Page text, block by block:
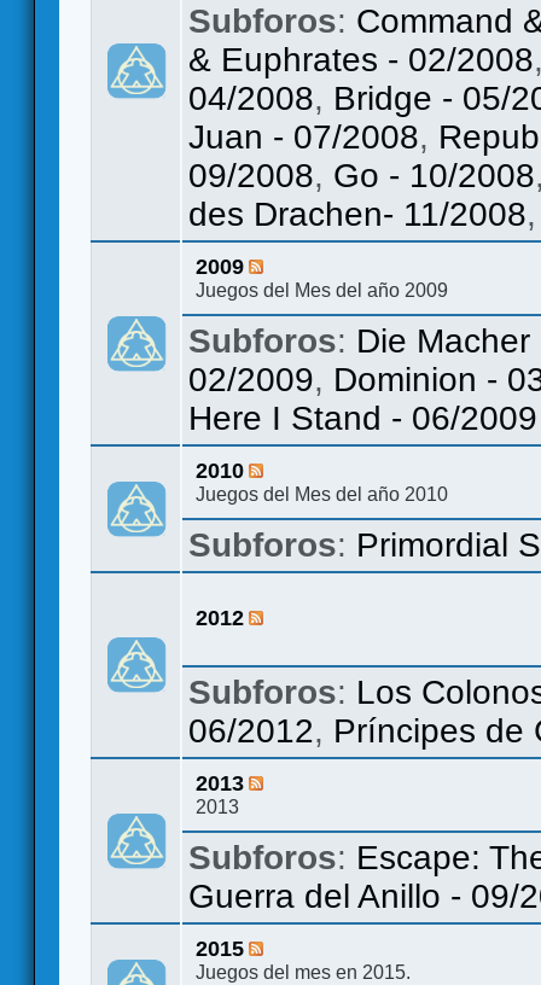
Subforos: Command
& Euphrates - 02/2008
04/2008, Bridge - 05/
Juan - 07/2008,
09/2008, Go - 10/2008
des Drachen- 11/2008
2009
Juegos del Mes del año 2009
Subforos: Die
02/2009, Dominion -
Here I Stand - 06/2009
2010
Juegos del Mes del año 2010
Subforos: Primordial
2012
Subforos: Los
06/2012, Príncipes de
2013
2013
Subforos: Escape:
Guerra del Anillo - 09/
2015
Juegos del mes en 2015.